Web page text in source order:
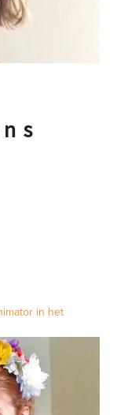
in het